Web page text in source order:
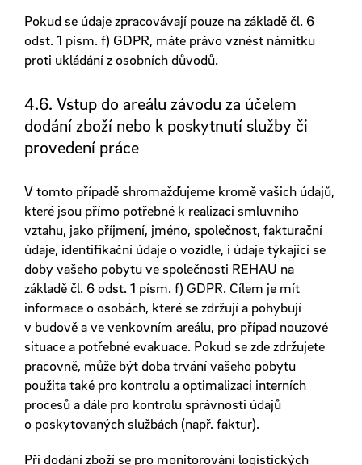
Pokud se údaje zpracovávají pouze na základě čl. 6
odst. 1 písm. f) GDPR, máte právo vznést námitku
proti ukládání z osobních důvodů.
4.6. Vstup do areálu závodu za účelem
dodání zboží nebo k poskytnutí služby či
provedení práce
V tomto případě shromažďujeme kromě vašich údajů,
které jsou přímo potřebné k realizaci smluvního
vztahu, jako příjmení, jméno, společnost, fakturační
údaje, identifikační údaje o vozidle, i údaje týkající se
doby vašeho pobytu ve společnosti REHAU na
základě čl. 6 odst. 1 písm. f) GDPR. Cílem je mít
informace o osobách, které se zdržují a pohybují
v budově a ve venkovním areálu, pro případ nouzové
situace a potřebné evakuace. Pokud se zde zdržujete
pracovně, může být doba trvání vašeho pobytu
použita také pro kontrolu a optimalizaci interních
procesů a dále pro kontrolu správnosti údajů
o poskytovaných službách (např. faktur).
Při dodání zboží se pro monitorování logistických